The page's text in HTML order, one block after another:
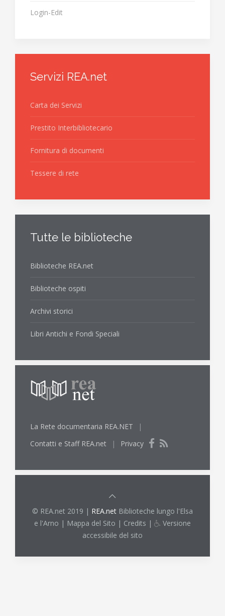
Login-Edit
Servizi REA.net
Carta dei Servizi
Prestito Interbibliotecario
Fornitura di documenti
Tessere di rete
Tutte le biblioteche
Biblioteche REA.net
Biblioteche ospiti
Archivi storici
Libri Antichi e Fondi Speciali
La Rete documentaria REA.NET
|
Contatti e Staff REA.net
| Privacy
© REA.net 2019 | REA.net Biblioteche lungo l'Elsa
e l'Arno | Mappa del Sito | Credits |
Versione
accessibile del sito